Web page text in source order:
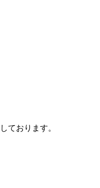
ております。